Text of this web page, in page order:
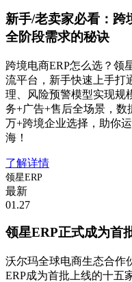
新手/老卖家必看：跨
全阶段需求的秘诀
跨境电商ERP怎么选？领
流平台，新手快速上手打
理、风险预警模型实现规
务+广告+售后全场景，数
万+跨境企业选择，助你
海！
了解详情
领星ERP
最新
01.27
领星ERP正式成为首
沃尔玛全球电商生态合作
ERP成为首批上线的十五